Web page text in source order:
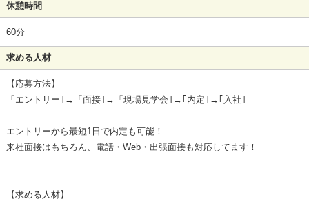
休憩時間
60分
求める人材
【応募方法】
「エントリー｣→「面接｣→「現場見学会｣→｢内定｣→｢入社｣
エントリーから最短1日で内定も可能！
来社面接はもちろん、電話・Web・出張面接も対応してます！
【求める人材】